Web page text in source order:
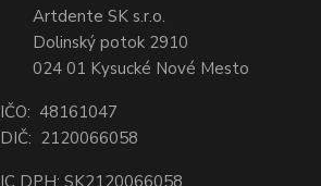
Artdente SK s.r.o.
Dolinský potok 2910
024 01 Kysucké Nové Mesto
IČO: 48161047
DIČ: 2120066058
IC DPH: SK2120066058